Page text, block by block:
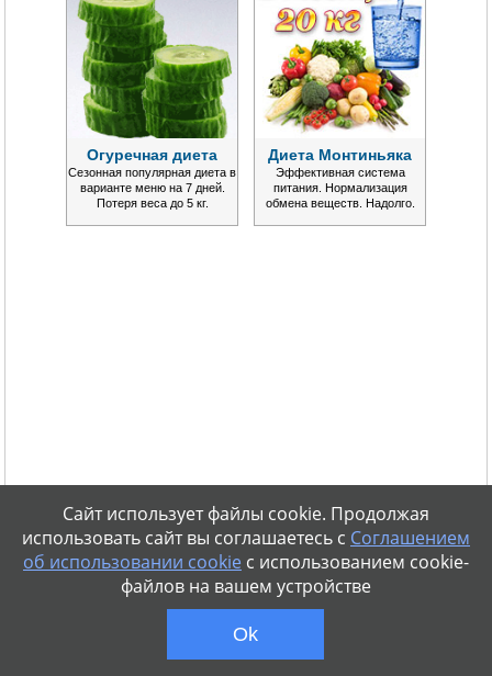
Огуречная диета
Сезонная популярная диета в
варианте меню на 7 дней.
Потеря веса до 5 кг.
Диета Монтиньяка
Эффективная система
питания. Нормализация
обмена веществ. Надолго.
Сайт использует файлы cookie. Продолжая
использовать сайт вы соглашаетесь с Соглашением
об использовании cookieс использованием cookie-
файлов на вашем устройстве
Ok